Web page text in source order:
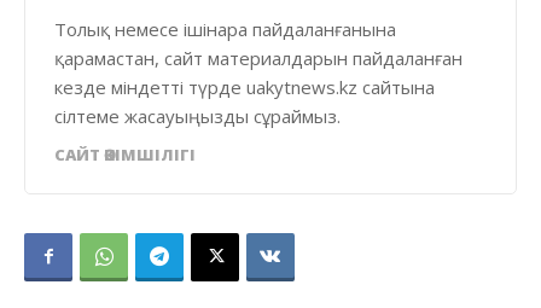
Толық немесе ішінара пайдаланғанына
қарамастан, сайт материалдарын пайдаланған
кезде міндетті түрде uakytnews.kz сайтына
сілтеме жасауыңызды сұраймыз.
САЙТ ӘКІМШІЛІГІ